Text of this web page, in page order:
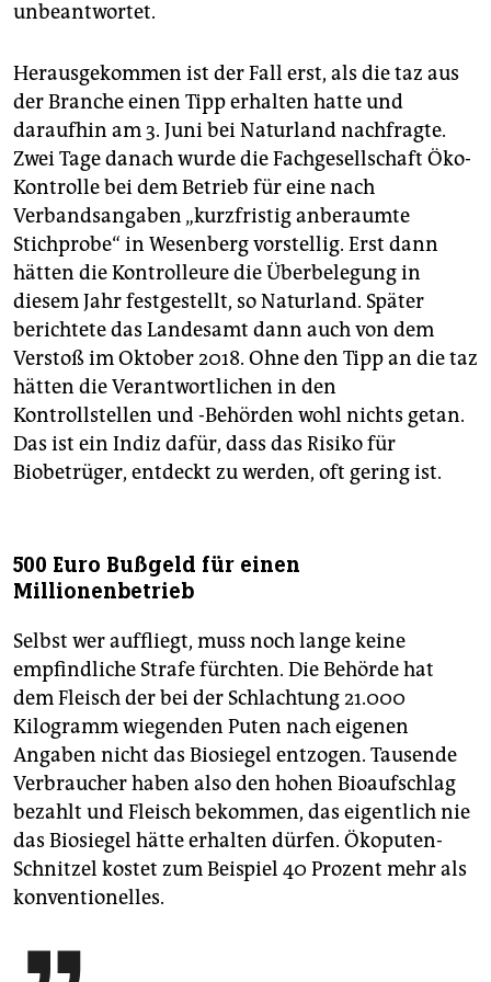
unbeantwortet.
Herausgekommen ist der Fall erst, als die taz aus
der Branche einen Tipp erhalten hatte und
daraufhin am 3. Juni bei Naturland nachfragte.
Zwei Tage danach wurde die Fachgesellschaft Öko-
Kontrolle bei dem Betrieb für eine nach
Verbandsangaben „kurzfristig anberaumte
Stichprobe“ in Wesenberg vorstellig. Erst dann
hätten die Kontrolleure die Überbelegung in
diesem Jahr festgestellt, so Naturland. Später
berichtete das Landesamt dann auch von dem
Verstoß im Oktober 2018. Ohne den Tipp an die taz
hätten die Verantwortlichen in den
Kontrollstellen und -Behörden wohl nichts getan.
Das ist ein Indiz dafür, dass das Risiko für
Biobetrüger, entdeckt zu werden, oft gering ist.
500 Euro Bußgeld für einen
Millionenbetrieb
Selbst wer auffliegt, muss noch lange keine
empfindliche Strafe fürchten. Die Behörde hat
dem Fleisch der bei der Schlachtung 21.000
Kilogramm wiegenden Puten nach eigenen
Angaben nicht das Biosiegel entzogen. Tausende
Verbraucher haben also den hohen Bioaufschlag
bezahlt und Fleisch bekommen, das eigentlich nie
das Bio­siegel hätte erhalten dürfen. Ökoputen-
Schnitzel kostet zum Beispiel 40 Prozent mehr als
konventionelles.